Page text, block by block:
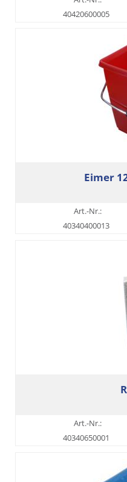
40420600005
Eimer
Art.-Nr.:
40340400013
Art.-Nr.:
40340650001